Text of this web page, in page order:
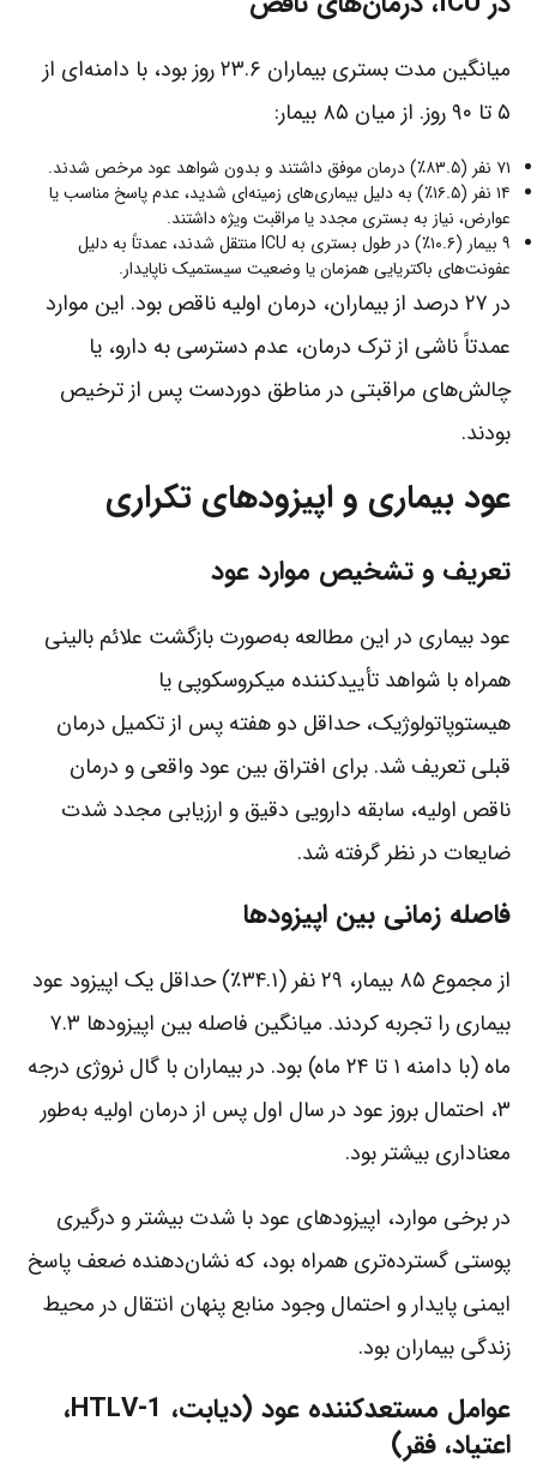
میانگین مدت بستری بیماران ۲۳.۶ روز بود، با دامنه‌ای از
۵ تا ۹۰ روز. از میان ۸۵ بیمار:
۷۱ نفر (۸۳.۵٪) درمان موفق داشتند و بدون شواهد عود مرخص شدند.
۱۴ نفر (۱۶.۵٪) به دلیل بیماری‌های زمینه‌ای شدید، عدم پاسخ مناسب یا
عوارض، نیاز به بستری مجدد یا مراقبت ویژه داشتند.
۹ بیمار (۱۰.۶٪) در طول بستری به ICU منتقل شدند، عمدتاً به دلیل
عفونت‌های باکتریایی همزمان یا وضعیت سیستمیک ناپایدار.
در ۲۷ درصد از بیماران، درمان اولیه ناقص بود. این موارد
عمدتاً ناشی از ترک درمان، عدم دسترسی به دارو، یا
چالش‌های مراقبتی در مناطق دوردست پس از ترخیص
بودند.
عود بیماری و اپیزودهای تکراری
تعریف و تشخیص موارد عود
عود بیماری در این مطالعه به‌صورت بازگشت علائم بالینی
همراه با شواهد تأییدکننده میکروسکوپی یا
هیستوپاتولوژیک، حداقل دو هفته پس از تکمیل درمان
قبلی تعریف شد. برای افتراق بین عود واقعی و درمان
ناقص اولیه، سابقه دارویی دقیق و ارزیابی مجدد شدت
ضایعات در نظر گرفته شد.
فاصله زمانی بین اپیزودها
از مجموع ۸۵ بیمار، ۲۹ نفر (۳۴.۱٪) حداقل یک اپیزود عود
بیماری را تجربه کردند. میانگین فاصله بین اپیزودها ۷.۳
ماه (با دامنه ۱ تا ۲۴ ماه) بود. در بیماران با گال نروژی درجه
۳، احتمال بروز عود در سال اول پس از درمان اولیه به‌طور
معناداری بیشتر بود.
در برخی موارد، اپیزودهای عود با شدت بیشتر و درگیری
پوستی گسترده‌تری همراه بود، که نشان‌دهنده ضعف پاسخ
ایمنی پایدار و احتمال وجود منابع پنهان انتقال در محیط
زندگی بیماران بود.
عوامل مستعدکننده عود (دیابت، HTLV-1،
اعتیاد، فقر)